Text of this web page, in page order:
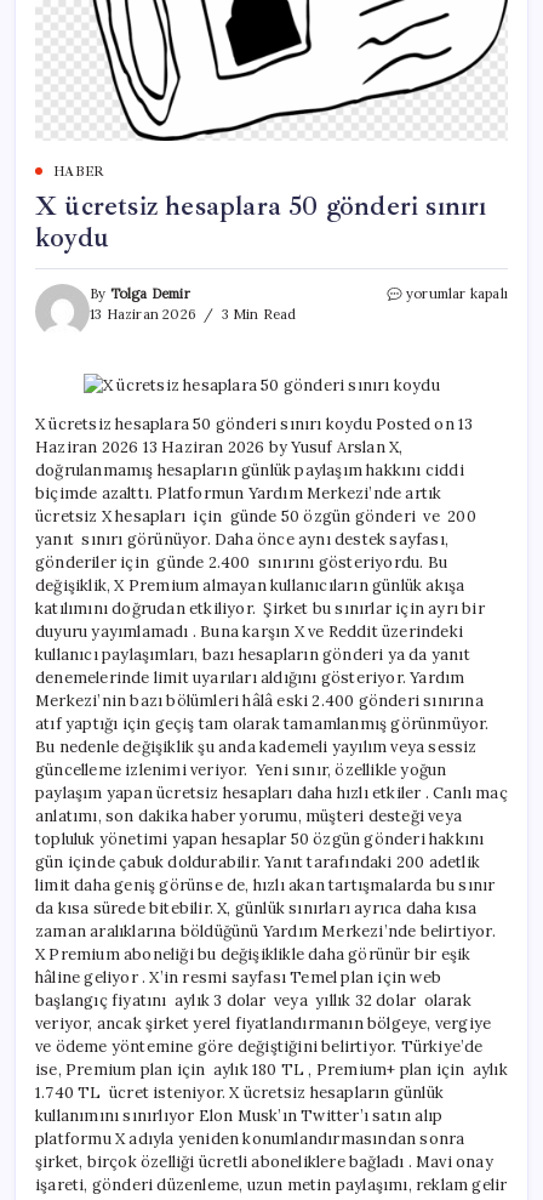
HABER
X ücretsiz hesaplara 50 gönderi sınırı
koydu
By Tolga Demir
13 Haziran 2026
3 Min Read
X
sınırı
koydu
yorumlar kapalı
X ücretsiz hesaplara 50 gönderi sınırı koydu Posted on 13
Haziran 2026 13 Haziran 2026 by Yusuf Arslan X,
doğrulanmamış hesapların günlük paylaşım hakkını ciddi
biçimde azalttı. Platformun Yardım Merkezi’nde artık
ücretsiz X hesapları için günde 50 özgün gönderi ve 200
yanıt sınırı görünüyor. Daha önce aynı destek sayfası,
gönderiler için günde 2.400 sınırını gösteriyordu. Bu
değişiklik, X Premium almayan kullanıcıların günlük akışa
katılımını doğrudan etkiliyor. Şirket bu sınırlar için ayrı bir
duyuru yayımlamadı . Buna karşın X ve Reddit üzerindeki
kullanıcı paylaşımları, bazı hesapların gönderi ya da yanıt
denemelerinde limit uyarıları aldığını gösteriyor. Yardım
Merkezi’nin bazı bölümleri hâlâ eski 2.400 gönderi sınırına
atıf yaptığı için geçiş tam olarak tamamlanmış görünmüyor.
Bu nedenle değişiklik şu anda kademeli yayılım veya sessiz
güncelleme izlenimi veriyor. Yeni sınır, özellikle yoğun
paylaşım yapan ücretsiz hesapları daha hızlı etkiler . Canlı maç
anlatımı, son dakika haber yorumu, müşteri desteği veya
topluluk yönetimi yapan hesaplar 50 özgün gönderi hakkını
gün içinde çabuk doldurabilir. Yanıt tarafındaki 200 adetlik
limit daha geniş görünse de, hızlı akan tartışmalarda bu sınır
da kısa sürede bitebilir. X, günlük sınırları ayrıca daha kısa
zaman aralıklarına böldüğünü Yardım Merkezi’nde belirtiyor.
X Premium aboneliği bu değişiklikle daha görünür bir eşik
hâline geliyor . X’in resmi sayfası Temel plan için web
başlangıç fiyatını aylık 3 dolar veya yıllık 32 dolar olarak
veriyor, ancak şirket yerel fiyatlandırmanın bölgeye, vergiye
ve ödeme yöntemine göre değiştiğini belirtiyor. Türkiye’de
ise, Premium plan için aylık 180 TL , Premium+ plan için aylık
1.740 TL ücret isteniyor. X ücretsiz hesapların günlük
kullanımını sınırlıyor Elon Musk’ın Twitter’ı satın alıp
platformu X adıyla yeniden konumlandırmasından sonra
şirket, birçok özelliği ücretli aboneliklere bağladı . Mavi onay
işareti, gönderi düzenleme, uzun metin paylaşımı, reklam gelir